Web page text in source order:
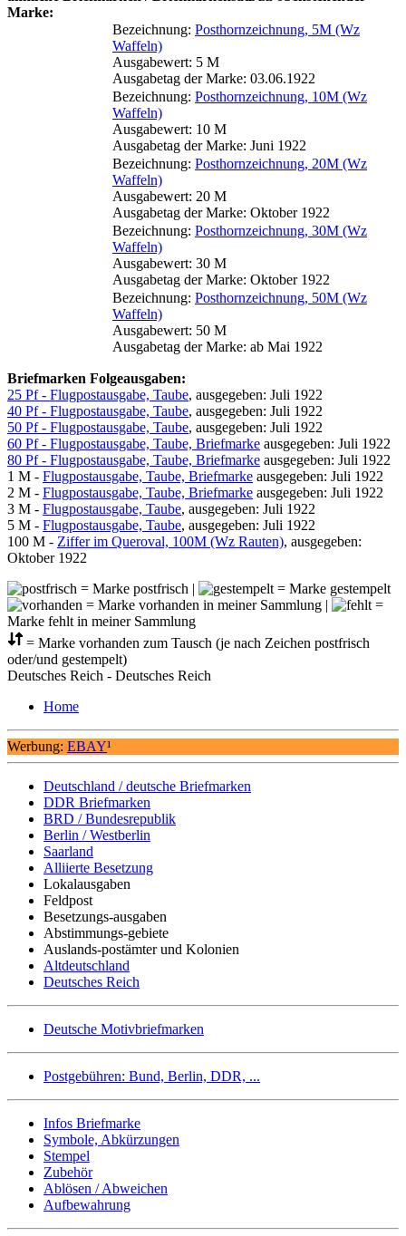
Marke:
Bezeichnung: Posthornzeichnung, 5M (Wz
Waffeln)
Ausgabewert: 5 M
Ausgabetag der Marke: 03.06.1922
Bezeichnung: Posthornzeichnung, 10M (Wz
Waffeln)
Ausgabewert: 10 M
Ausgabetag der Marke: Juni 1922
Bezeichnung: Posthornzeichnung, 20M (Wz
Waffeln)
Ausgabewert: 20 M
Ausgabetag der Marke: Oktober 1922
Bezeichnung: Posthornzeichnung, 30M (Wz
Waffeln)
Ausgabewert: 30 M
Ausgabetag der Marke: Oktober 1922
Bezeichnung: Posthornzeichnung, 50M (Wz
Waffeln)
Ausgabewert: 50 M
Ausgabetag der Marke: ab Mai 1922
Briefmarken Folgeausgaben:
25 Pf - Flugpostausgabe, Taube, ausgegeben: Juli 1922
40 Pf - Flugpostausgabe, Taube, ausgegeben: Juli 1922
50 Pf - Flugpostausgabe, Taube, ausgegeben: Juli 1922
60 Pf - Flugpostausgabe, Taube, Briefmarke ausgegeben: Juli 1922
80 Pf - Flugpostausgabe, Taube, Briefmarke ausgegeben: Juli 1922
1 M - Flugpostausgabe, Taube, Briefmarke ausgegeben: Juli 1922
2 M - Flugpostausgabe, Taube, Briefmarke ausgegeben: Juli 1922
3 M - Flugpostausgabe, Taube, ausgegeben: Juli 1922
5 M - Flugpostausgabe, Taube, ausgegeben: Juli 1922
100 M - Ziffer im Queroval, 100M (Wz Rauten), ausgegeben:
Oktober 1922
= Marke postfrisch |
= Marke gestempelt
= Marke vorhanden in meiner Sammlung |
=
Marke fehlt in meiner Sammlung
= Marke vorhanden zum Tausch (je nach Zeichen postfrisch
oder/und gestempelt)
Deutsches Reich - Deutsches Reich
Home
Werbung: EBAY¹
Deutschland / deutsche Briefmarken
DDR Briefmarken
BRD / Bundesrepublik
Berlin / Westberlin
Saarland
Alliierte Besetzung
Lokalausgaben
Feldpost
Besetzungs-ausgaben
Abstimmungs-gebiete
Auslands-postämter und Kolonien
Altdeutschland
Deutsches Reich
Deutsche Motivbriefmarken
Postgebühren: Bund, Berlin, DDR, ...
Infos Briefmarke
Symbole, Abkürzungen
Stempel
Zubehör
Ablösen / Abweichen
Aufbewahrung